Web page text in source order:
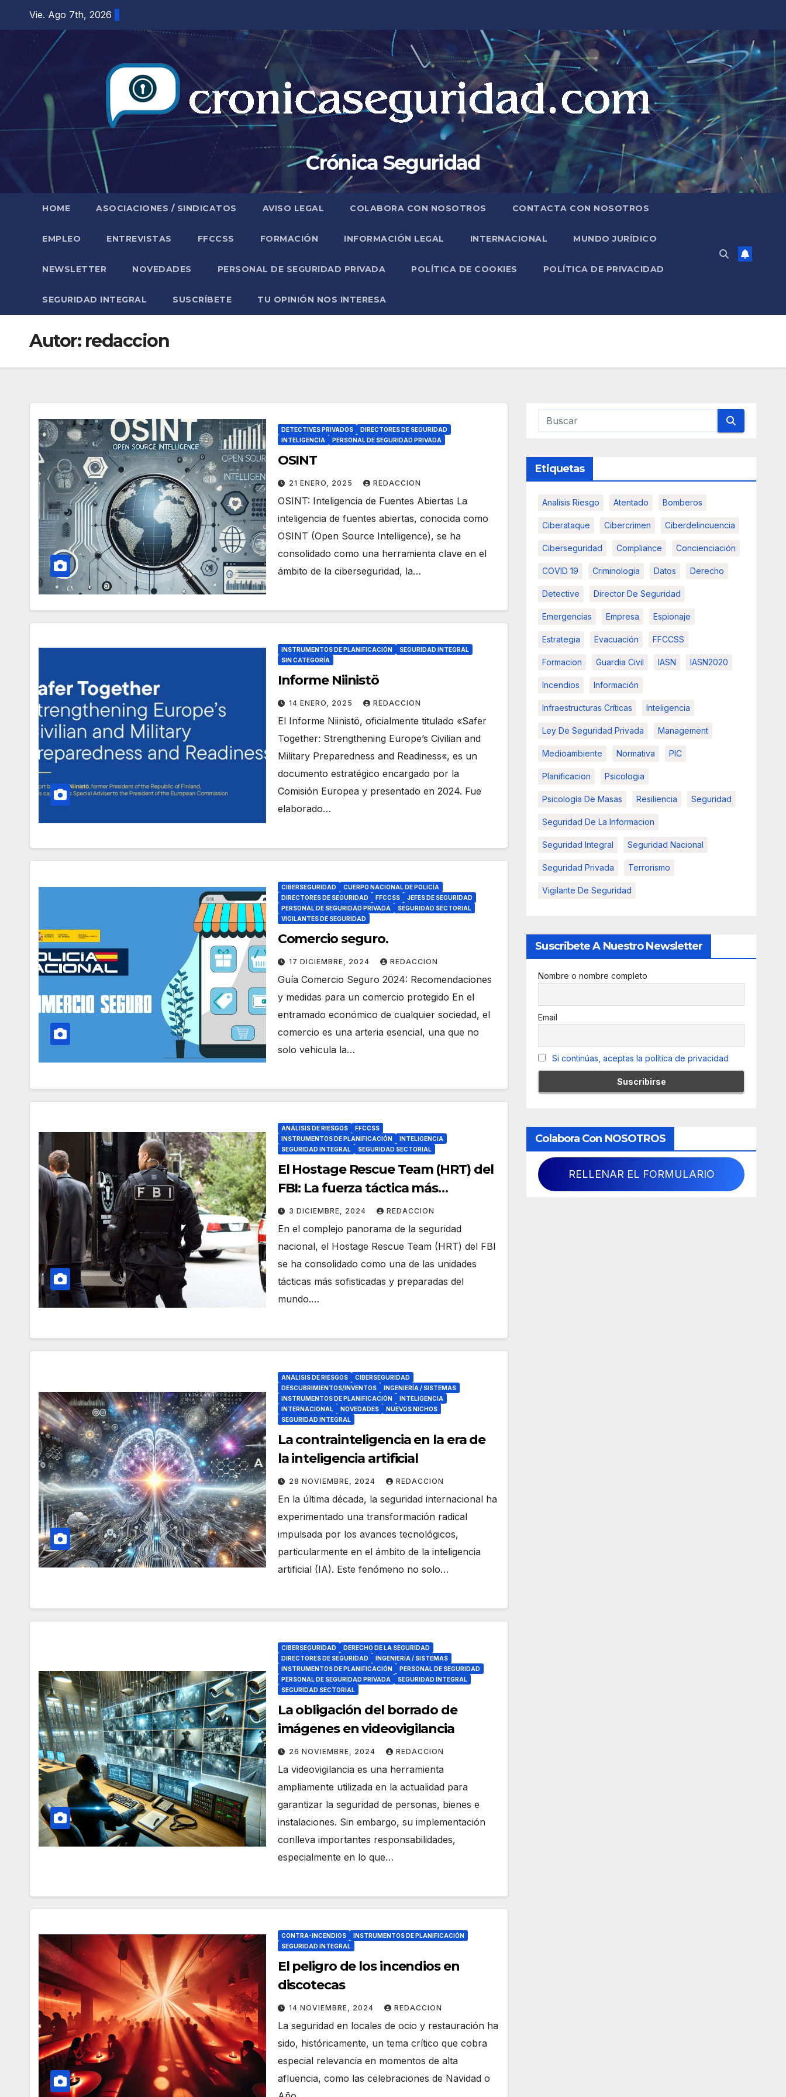
contenido
Vie. Ago 7th, 2026
Crónica Seguridad
HOME ASOCIACIONES / SINDICATOS AVISO LEGAL COLABORA CON NOSOTROS CONTACTA CON NOSOTROS
EMPLEO ENTREVISTAS FFCCSS FORMACIÓN INFORMACIÓN LEGAL INTERNACIONAL MUNDO JURÍDICO
NEWSLETTER NOVEDADES PERSONAL DE SEGURIDAD PRIVADA POLÍTICA DE COOKIES POLÍTICA DE PRIVACIDAD
SEGURIDAD INTEGRAL SUSCRÍBETE TU OPINIÓN NOS INTERESA
Autor: redaccion
DETECTIVES PRIVADOS
DIRECTORES DE SEGURIDAD
INTELIGENCIA
PERSONAL DE SEGURIDAD PRIVADA
OSINT
21 ENERO, 2025 REDACCION
OSINT: Inteligencia de Fuentes Abiertas La
inteligencia de fuentes abiertas, conocida como
OSINT (Open Source Intelligence), se ha
consolidado como una herramienta clave en el
ámbito de la ciberseguridad, la…
INSTRUMENTOS DE PLANIFICACIÓN
SEGURIDAD INTEGRAL
SIN CATEGORÍA
Informe Niinistö
14 ENERO, 2025 REDACCION
El Informe Niinistö, oficialmente titulado «Safer
Together: Strengthening Europe’s Civilian and
Military Preparedness and Readiness«, es un
documento estratégico encargado por la
Comisión Europea y presentado en 2024. Fue
elaborado…
CIBERSEGURIDAD
CUERPO NACIONAL DE POLICÍA
DIRECTORES DE SEGURIDAD
FFCCSS
JEFES DE SEGURIDAD
PERSONAL DE SEGURIDAD PRIVADA
SEGURIDAD SECTORIAL
VIGILANTES DE SEGURIDAD
Comercio seguro.
17 DICIEMBRE, 2024 REDACCION
Guía Comercio Seguro 2024: Recomendaciones
y medidas para un comercio protegido En el
entramado económico de cualquier sociedad, el
comercio es una arteria esencial, una que no
solo vehicula la…
ANÁLISIS DE RIESGOS
FFCCSS
INSTRUMENTOS DE PLANIFICACIÓN
INTELIGENCIA
SEGURIDAD INTEGRAL
SEGURIDAD SECTORIAL
El Hostage Rescue Team (HRT) del
FBI: La fuerza táctica más
avanzada de los Estados Unidos
3 DICIEMBRE, 2024 REDACCION
En el complejo panorama de la seguridad
nacional, el Hostage Rescue Team (HRT) del FBI
se ha consolidado como una de las unidades
tácticas más sofisticadas y preparadas del
mundo.…
ANÁLISIS DE RIESGOS
CIBERSEGURIDAD
DESCUBRIMIENTOS/INVENTOS
INGENIERÍA / SISTEMAS
INSTRUMENTOS DE PLANIFICACIÓN
INTELIGENCIA
INTERNACIONAL
NOVEDADES
NUEVOS NICHOS
SEGURIDAD INTEGRAL
La contrainteligencia en la era de
la inteligencia artificial
28 NOVIEMBRE, 2024 REDACCION
En la última década, la seguridad internacional ha
experimentado una transformación radical
impulsada por los avances tecnológicos,
particularmente en el ámbito de la inteligencia
artificial (IA). Este fenómeno no solo…
CIBERSEGURIDAD
DERECHO DE LA SEGURIDAD
DIRECTORES DE SEGURIDAD
INGENIERÍA / SISTEMAS
INSTRUMENTOS DE PLANIFICACIÓN
PERSONAL DE SEGURIDAD
PERSONAL DE SEGURIDAD PRIVADA
SEGURIDAD INTEGRAL
SEGURIDAD SECTORIAL
La obligación del borrado de
imágenes en videovigilancia
26 NOVIEMBRE, 2024 REDACCION
La videovigilancia es una herramienta
ampliamente utilizada en la actualidad para
garantizar la seguridad de personas, bienes e
instalaciones. Sin embargo, su implementación
conlleva importantes responsabilidades,
especialmente en lo que…
CONTRA-INCENDIOS
INSTRUMENTOS DE PLANIFICACIÓN
SEGURIDAD INTEGRAL
El peligro de los incendios en
discotecas
14 NOVIEMBRE, 2024 REDACCION
La seguridad en locales de ocio y restauración ha
sido, históricamente, un tema crítico que cobra
especial relevancia en momentos de alta
afluencia, como las celebraciones de Navidad o
Etiquetas
Analisis Riesgo Atentado Bomberos
Ciberataque Cibercrimen Ciberdelincuencia
Ciberseguridad Compliance Concienciación
COVID 19 Criminologia Datos Derecho
Detective Director De Seguridad
Emergencias Empresa Espionaje
Estrategia Evacuación FFCCSS
Formacion Guardia Civil IASN IASN2020
Incendios Información
Infraestructuras Críticas Inteligencia
Ley De Seguridad Privada Management
Medioambiente Normativa PIC
Planificacion Psicologia
Psicología De Masas Resiliencia Seguridad
Seguridad De La Informacion
Seguridad Integral Seguridad Nacional
Seguridad Privada Terrorismo
Vigilante De Seguridad
Suscribete A Nuestro Newsletter
Nombre o nombre completo
Email
Si continúas, aceptas la política de privacidad
Colabora Con NOSOTROS
RELLENAR EL FORMULARIO